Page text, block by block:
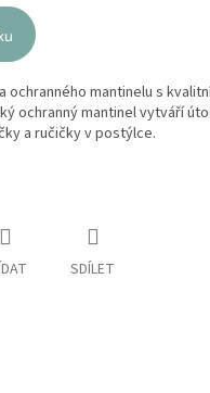
mantinelu s
ochranný mantinel vytváří
a ručičky v postýlce.
SDÍLET